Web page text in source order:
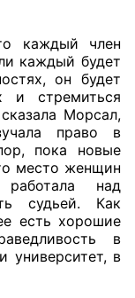
каждый член
каждый будет
он будет
и стремиться
Морсал,
право в
пока новые
место женщин
над
судьей. Как
есть хорошие
в
университет, в